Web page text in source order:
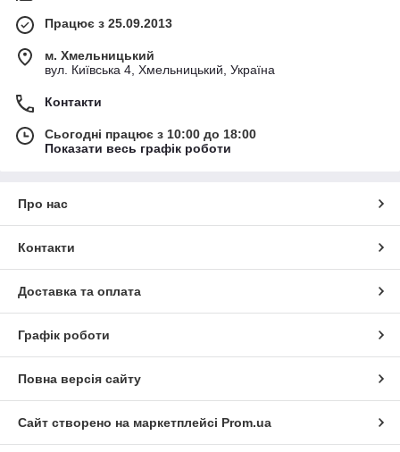
Працює з 25.09.2013
м. Хмельницький
вул. Київська 4, Хмельницький, Україна
Контакти
Сьогодні працює з 10:00 до 18:00
Показати весь графік роботи
Про нас
Контакти
Доставка та оплата
Графік роботи
Повна версія сайту
Сайт створено на маркетплейсі Prom.ua